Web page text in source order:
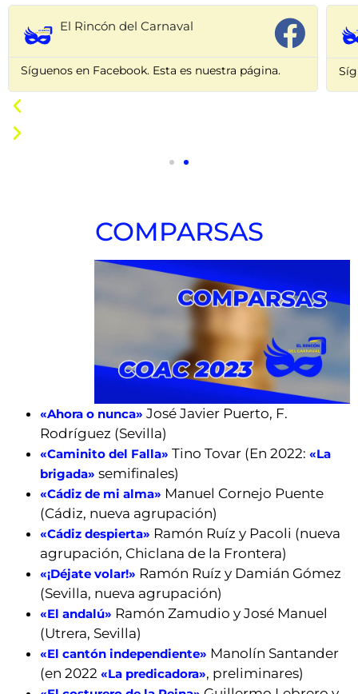
El Rincón del Carnaval
Síguenos en Facebook. Esta es nuestra página.
COMPARSAS
«Ahora o nunca» José Javier Puerto, F.
Rodríguez (Sevilla)
«Caminito del Falla» Tino Tovar (En 2022: «La
brigada» semifinales)
«Cádiz de mi alma» Manuel Cornejo Puente
(Cádiz, nueva agrupación)
«Cádiz despierta» Ramón Ruíz y Pacoli (nueva
agrupación, Chiclana de la Frontera)
«¡Déjate volar!» Ramón Ruíz y Damián Gómez
(Sevilla, nueva agrupación)
«El andalú» Ramón Zamudio y José Manuel
(Utrera, Sevilla)
«El cantón independiente» Manolín Santander
(en 2022 «La predicadora», preliminares)